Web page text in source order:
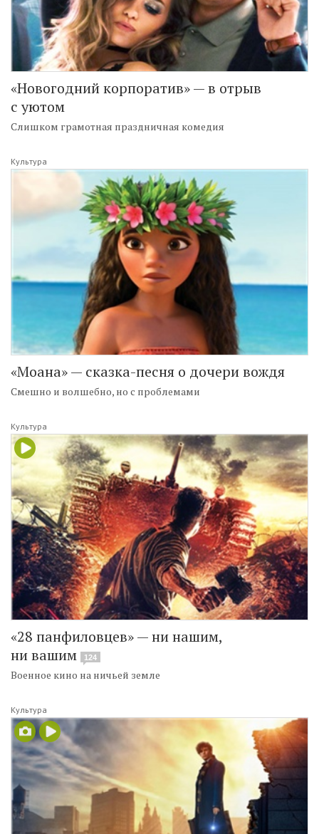
«Новогодний корпоратив» — в отрыв
с уютом
Слишком грамотная праздничная комедия
Культура
«Моана» — сказка-песня о дочери вождя
Смешно и волшебно, но с проблемами
Культура
«28 панфиловцев» — ни нашим,
ни вашим
124
Военное кино на ничьей земле
Культура